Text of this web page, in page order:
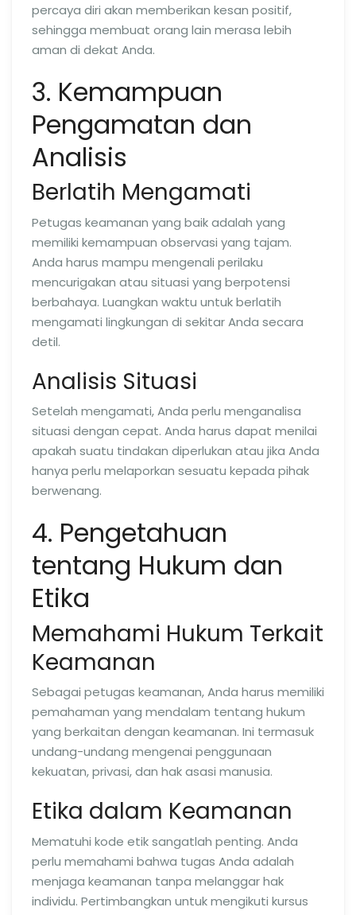
percaya diri akan memberikan kesan positif,
sehingga membuat orang lain merasa lebih
aman di dekat Anda.
3. Kemampuan
Pengamatan dan
Analisis
Berlatih Mengamati
Petugas keamanan yang baik adalah yang
memiliki kemampuan observasi yang tajam.
Anda harus mampu mengenali perilaku
mencurigakan atau situasi yang berpotensi
berbahaya. Luangkan waktu untuk berlatih
mengamati lingkungan di sekitar Anda secara
detil.
Analisis Situasi
Setelah mengamati, Anda perlu menganalisa
situasi dengan cepat. Anda harus dapat menilai
apakah suatu tindakan diperlukan atau jika Anda
hanya perlu melaporkan sesuatu kepada pihak
berwenang.
4. Pengetahuan
tentang Hukum dan
Etika
Memahami Hukum Terkait
Keamanan
Sebagai petugas keamanan, Anda harus memiliki
pemahaman yang mendalam tentang hukum
yang berkaitan dengan keamanan. Ini termasuk
undang-undang mengenai penggunaan
kekuatan, privasi, dan hak asasi manusia.
Etika dalam Keamanan
Mematuhi kode etik sangatlah penting. Anda
perlu memahami bahwa tugas Anda adalah
menjaga keamanan tanpa melanggar hak
individu. Pertimbangkan untuk mengikuti kursus